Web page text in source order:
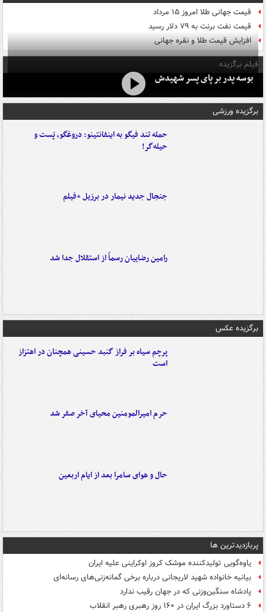
قیمت جهانی طلا امروز ۱۵ مرداد
قیمت نفت برنت به ۷۹ دلار رسید
افزایش قیمت طلا و نقره جهانی
فیلم برگزیده
بوسه‌ پدر بر پای پسر شهیدش
برگزیده ورزشی
حمله تند فیگو به اینفانتینو: دروغگو، پَست‌ و
حیله‌گر!
جنجال جدید نیمار در برزیل +فیلم
رامین رضاییان رسماً از استقلال جدا شد
برگزیده عکس
پرچم سیاه بر فراز گنبد حسینی همچنان در اهتزاز
است
حرم امیرالمومنین محیای آخر صفر شد
حال و هوای سامرا بعد از ایام اربعین
پربازدیدترین ها
یاوه‌گویی تولیدکننده موشک کروز اوکراینی علیه ایران
بیانیه خانواده شهید لاریجانی درباره برخی گمانه‌زنی‌های رسانه‌ای
پادشاه سنگین‌وزنی که در جهان رقیب ندارد
۶ دستاورد بزرگ ایران در ۱۶۰ روز رهبری رهبر انقلاب